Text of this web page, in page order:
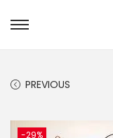
PREVIOUS
-29%